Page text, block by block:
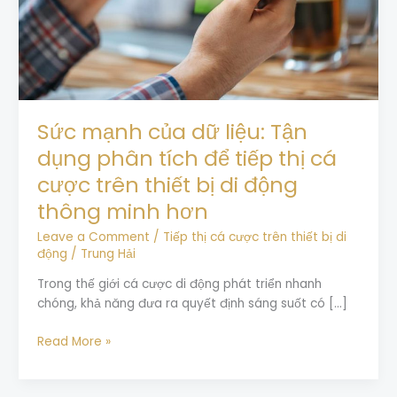
Sức mạnh của dữ liệu: Tận
dụng phân tích để tiếp thị cá
cược trên thiết bị di động
thông minh hơn
Leave a Comment / Tiếp thị cá cược trên thiết bị di
động / Trung Hải
Trong thế giới cá cược di động phát triển nhanh
chóng, khả năng đưa ra quyết định sáng suốt có […]
phân
tích
để
tiếp
thị
cá
cược
trên
thiết
bị
động
thông
minh
hơn
Read More »